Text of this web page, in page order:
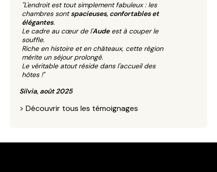
"L'endroit est tout simplement fabuleux : les
chambres sontspacieuses, confortables et
élégantes.
Le cadre au cœur de l'Audeest à couper le
souffle.
Riche en histoire et en châteaux, cette région
mérite un séjour prolongé.
Le véritable atout réside dans l'accueil des
hôtes !"
Silvia, août 2025
> Découvrir tous les témoignages